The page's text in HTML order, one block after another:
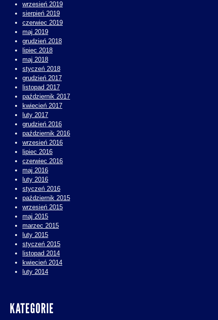
wrzesień 2019
sierpień 2019
czerwiec 2019
maj 2019
grudzień 2018
lipiec 2018
maj 2018
styczeń 2018
grudzień 2017
listopad 2017
październik 2017
kwiecień 2017
luty 2017
grudzień 2016
październik 2016
wrzesień 2016
lipiec 2016
czerwiec 2016
maj 2016
luty 2016
styczeń 2016
październik 2015
wrzesień 2015
maj 2015
marzec 2015
luty 2015
styczeń 2015
listopad 2014
kwiecień 2014
luty 2014
KATEGORIE